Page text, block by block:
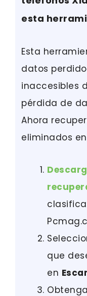
esta
Esta
datos
inaccesibles
pérdida de
Ahora
eliminados
que
en